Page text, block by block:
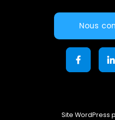
Nous
Site WordPress